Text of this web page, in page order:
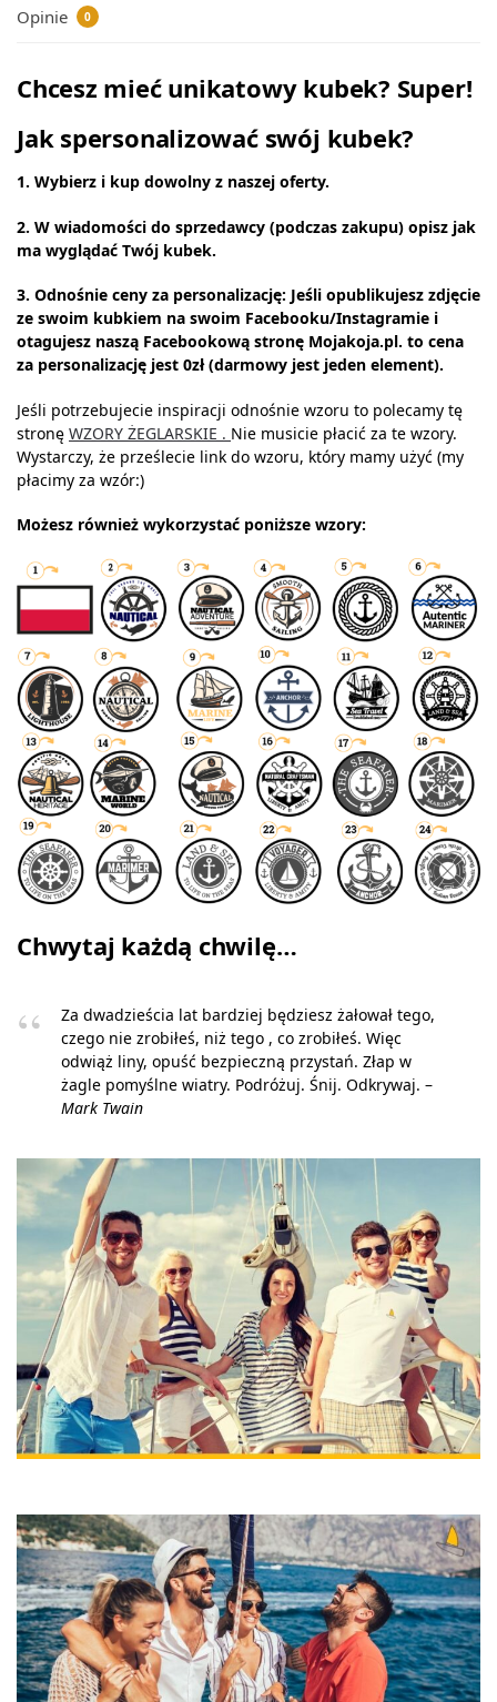
Opinie 0
Chcesz mieć unikatowy kubek? Super!
Jak spersonalizować swój kubek?
1. Wybierz i kup dowolny z naszej oferty.
2. W wiadomości do sprzedawcy (podczas zakupu) opisz jak
ma wyglądać Twój kubek.
3. Odnośnie ceny za personalizację: Jeśli opublikujesz zdjęcie
ze swoim kubkiem na swoim Facebooku/Instagramie i
otagujesz naszą Facebookową stronę Mojakoja.pl. to cena
za personalizację jest 0zł (darmowy jest jeden element).
Jeśli potrzebujecie inspiracji odnośnie wzoru to polecamy tę
stronę WZORY ŻEGLARSKIE . Nie musicie płacić za te wzory.
Wystarczy, że prześlecie link do wzoru, który mamy użyć (my
płacimy za wzór:)
Możesz również wykorzystać poniższe wzory:
Chwytaj każdą chwilę…
Za dwadzieścia lat bardziej będziesz żałował tego,
czego nie zrobiłeś, niż tego , co zrobiłeś. Więc
odwiąż liny, opuść bezpieczną przystań. Złap w
żagle pomyślne wiatry. Podróżuj. Śnij. Odkrywaj. –
Mark Twain